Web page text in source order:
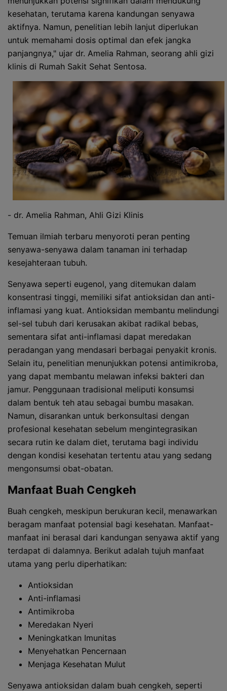
kesehatan, terutama karena kandungan senyawa
aktifnya. Namun, penelitian lebih lanjut diperlukan
untuk memahami dosis optimal dan efek jangka
panjangnya," ujar dr. Amelia Rahman, seorang ahli gizi
klinis di Rumah Sakit Sehat Sentosa.
- dr. Amelia Rahman, Ahli Gizi Klinis
Temuan ilmiah terbaru menyoroti peran penting
senyawa-senyawa dalam tanaman ini terhadap
kesejahteraan tubuh.
Senyawa seperti eugenol, yang ditemukan dalam
konsentrasi tinggi, memiliki sifat antioksidan dan anti-
inflamasi yang kuat. Antioksidan membantu melindungi
sel-sel tubuh dari kerusakan akibat radikal bebas,
sementara sifat anti-inflamasi dapat meredakan
peradangan yang mendasari berbagai penyakit kronis.
Selain itu, penelitian menunjukkan potensi antimikroba,
yang dapat membantu melawan infeksi bakteri dan
jamur. Penggunaan tradisional meliputi konsumsi
dalam bentuk teh atau sebagai bumbu masakan.
Namun, disarankan untuk berkonsultasi dengan
profesional kesehatan sebelum mengintegrasikan
secara rutin ke dalam diet, terutama bagi individu
dengan kondisi kesehatan tertentu atau yang sedang
mengonsumsi obat-obatan.
Manfaat Buah Cengkeh
Buah cengkeh, meskipun berukuran kecil, menawarkan
beragam manfaat potensial bagi kesehatan. Manfaat-
manfaat ini berasal dari kandungan senyawa aktif yang
terdapat di dalamnya. Berikut adalah tujuh manfaat
utama yang perlu diperhatikan:
Antioksidan
Anti-inflamasi
Antimikroba
Meredakan Nyeri
Meningkatkan Imunitas
Menyehatkan Pencernaan
Menjaga Kesehatan Mulut
Senyawa antioksidan dalam buah cengkeh, seperti